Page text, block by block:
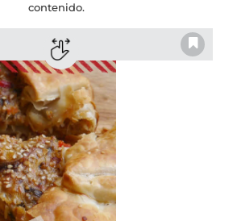
contenido.